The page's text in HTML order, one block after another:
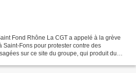
Fond Rhône La CGT a appelé à la grève
Saint-Fons pour protester contre des
sur ce site du groupe, qui produit du